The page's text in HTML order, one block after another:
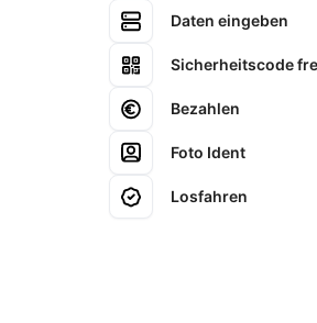
Daten eingeben
Sicherheitscode
Bezahlen
Foto Ident
Losfahren